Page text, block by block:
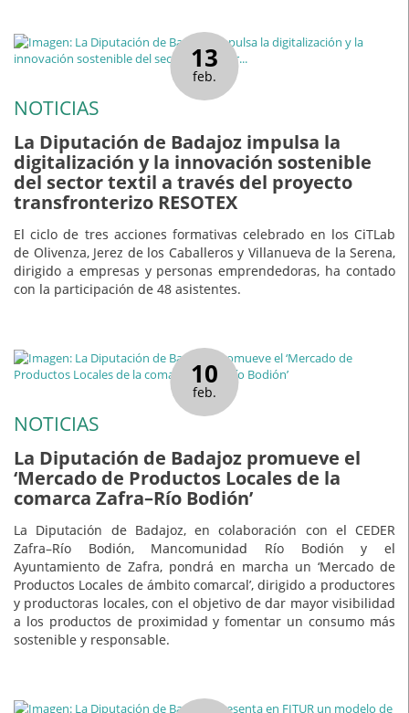
13
feb.
NOTICIAS
La Diputación de Badajoz impulsa la
digitalización y la innovación sostenible
del sector textil a través del proyecto
transfronterizo RESOTEX
El ciclo de tres acciones formativas celebrado en los CiTLab
de Olivenza, Jerez de los Caballeros y Villanueva de la Serena,
dirigido a empresas y personas emprendedoras, ha contado
con la participación de 48 asistentes.
10
feb.
NOTICIAS
La Diputación de Badajoz promueve el
‘Mercado de Productos Locales de la
comarca Zafra–Río Bodión’
La Diputación de Badajoz, en colaboración con el CEDER
Zafra–Río Bodión, Mancomunidad Río Bodión y el
Ayuntamiento de Zafra, pondrá en marcha un ‘Mercado de
Productos Locales de ámbito comarcal’, dirigido a productores
y productoras locales, con el objetivo de dar mayor visibilidad
a los productos de proximidad y fomentar un consumo más
sostenible y responsable.